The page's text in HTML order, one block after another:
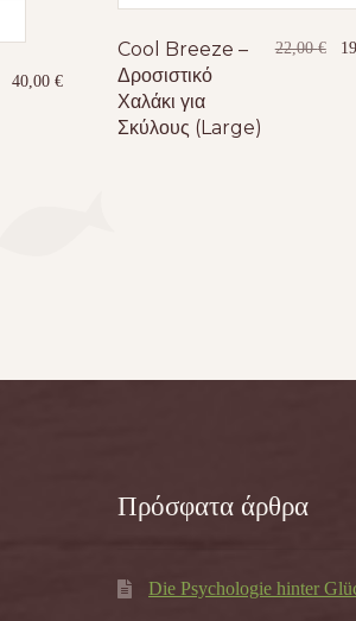
40,00 €
Cool Breeze –
Δροσιστικό
Χαλάκι για
Σκύλους (Large)
22,00€
Πρόσφατα άρθρα
Die Psychologie hinter